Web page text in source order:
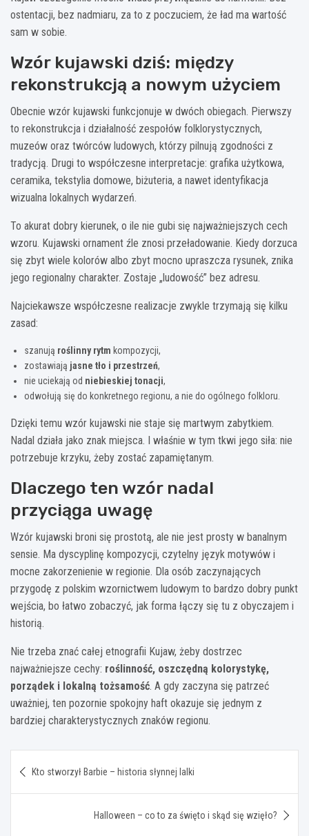
ostentacji, bez nadmiaru, za to z poczuciem, że ład ma wartość
sam w sobie.
Wzór kujawski dziś: między
rekonstrukcją a nowym użyciem
Obecnie wzór kujawski funkcjonuje w dwóch obiegach. Pierwszy
to rekonstrukcja i działalność zespołów folklorystycznych,
muzeów oraz twórców ludowych, którzy pilnują zgodności z
tradycją. Drugi to współczesne interpretacje: grafika użytkowa,
ceramika, tekstylia domowe, biżuteria, a nawet identyfikacja
wizualna lokalnych wydarzeń.
To akurat dobry kierunek, o ile nie gubi się najważniejszych cech
wzoru. Kujawski ornament źle znosi przeładowanie. Kiedy dorzuca
się zbyt wiele kolorów albo zbyt mocno upraszcza rysunek, znika
jego regionalny charakter. Zostaje „ludowość” bez adresu.
Najciekawsze współczesne realizacje zwykle trzymają się kilku
zasad:
szanują roślinny rytm kompozycji,
zostawiają jasne tło i przestrzeń,
nie uciekają od niebieskiej tonacji,
odwołują się do konkretnego regionu, a nie do ogólnego folkloru.
Dzięki temu wzór kujawski nie staje się martwym zabytkiem.
Nadal działa jako znak miejsca. I właśnie w tym tkwi jego siła: nie
potrzebuje krzyku, żeby zostać zapamiętanym.
Dlaczego ten wzór nadal
przyciąga uwagę
Wzór kujawski broni się prostotą, ale nie jest prosty w banalnym
sensie. Ma dyscyplinę kompozycji, czytelny język motywów i
mocne zakorzenienie w regionie. Dla osób zaczynających
przygodę z polskim wzornictwem ludowym to bardzo dobry punkt
wejścia, bo łatwo zobaczyć, jak forma łączy się tu z obyczajem i
historią.
Nie trzeba znać całej etnografii Kujaw, żeby dostrzec
najważniejsze cechy: roślinność, oszczędną kolorystykę,
porządek i lokalną tożsamość. A gdy zaczyna się patrzeć
uważniej, ten pozornie spokojny haft okazuje się jednym z
bardziej charakterystycznych znaków regionu.
wpisu
Kto stworzył Barbie – historia słynnej lalki
Halloween – co to za święto i skąd się wzięło?